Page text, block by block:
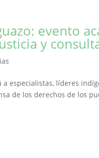
evento
y
especialistas, líderes
de los derechos de los